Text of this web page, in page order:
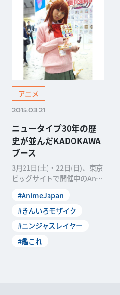
アニメ
2015.03.21
ニュータイプ30年の歴
史が並んだKADOKAWA
ブース
3月21日(土)・22日(日)、東京
ビッグサイトで開催中のAni
#AnimeJapan
#きんいろモザイク
#ニンジャスレイヤー
#艦これ